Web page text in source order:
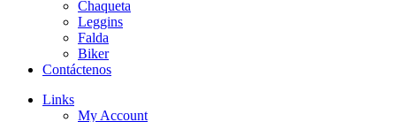
Chaqueta
Leggins
Falda
Biker
Contáctenos
Links
My Account